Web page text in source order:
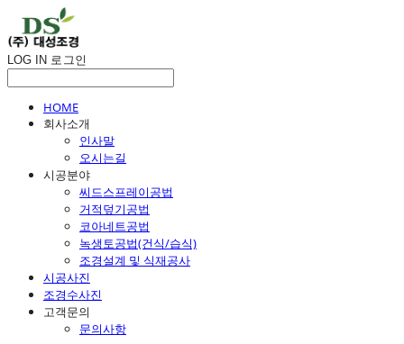
LOG IN 로그인
HOME
회사소개
인사말
오시는길
시공분야
씨드스프레이공법
거적덮기공법
코아네트공법
녹생토공법(건식/습식)
조경설계 및 식재공사
시공사진
조경수사진
고객문의
문의사항